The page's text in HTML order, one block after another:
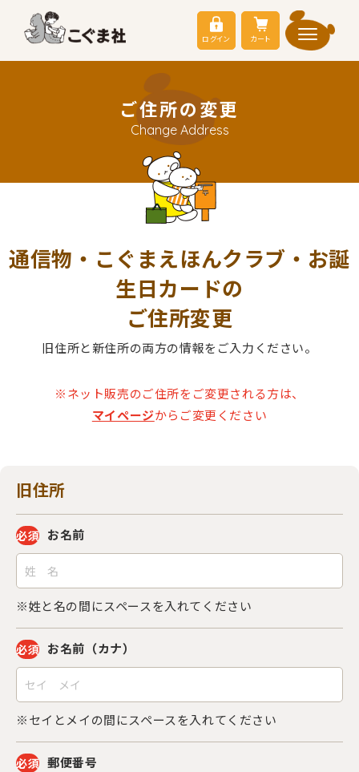
ログイン カート
ご住所の変更
Change Address
通信物・こぐまえほんクラブ・お誕
生日カードの
ご住所変更
旧住所と新住所の両方の情報をご入力ください。
※ネット販売のご住所をご変更される方は、
マイページからご変更ください
旧住所
必須 お名前
※姓と名の間にスペースを入れてください
必須 お名前（カナ）
※セイとメイの間にスペースを入れてください
必須 郵便番号